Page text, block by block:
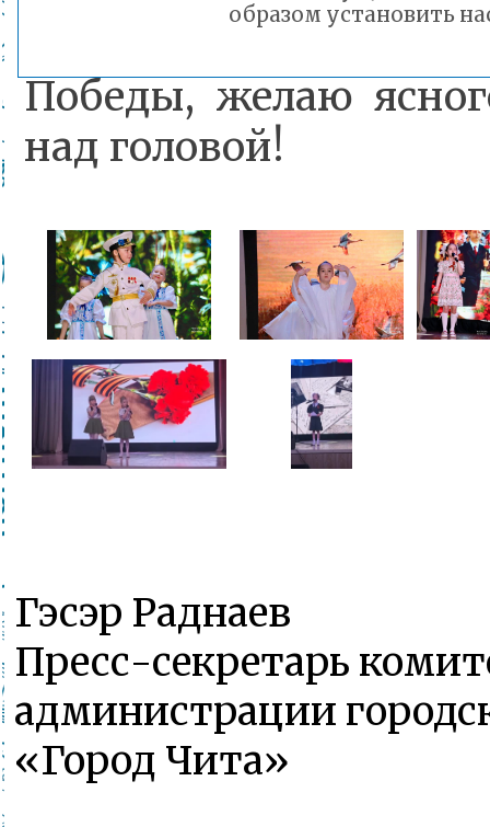
Победы, желаю
над головой!
Гэсэр Раднаев
Пресс-секретарь
администрации
«Город Чита»
образом установить